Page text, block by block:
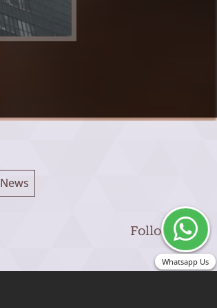
News
Follow Us
Whatsapp Us